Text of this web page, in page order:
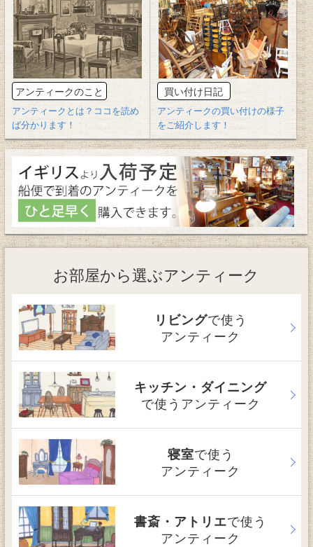
アンティークのこと
アンティークとは？ココを読め
ば分かります！
買い付け日記
アンティークの買い付けの様子
をご紹介します！
お部屋から選ぶアンティーク
リビングで使う
アンティーク
キッチン・ダイニング
で使うアンティーク
寝室で使う
アンティーク
書斎・アトリエで使う
アンティーク